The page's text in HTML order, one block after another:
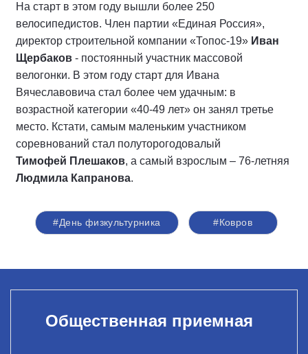
На старт в этом году вышли более 250
велосипедистов. Член партии «Единая Россия»,
директор строительной компании «Топос-19» Иван
Щербаков - постоянный участник массовой
велогонки. В этом году старт для Ивана
Вячеславовича стал более чем удачным: в
возрастной категории «40-49 лет» он занял третье
место. Кстати, самым маленьким участником
соревнований стал полуторогодовалый
Тимофей Плешаков, а самый взрослым – 76-летняя
Людмила Капранова.
#День физкультурника #Ковров
Общественная приемная